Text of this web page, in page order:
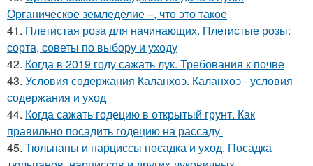
Органическое земледелие –, что это такое
41. Плетистая роза для начинающих. Плетистые розы:
сорта, советы по выбору и уходу
42. Когда в 2019 году сажать лук. Требования к почве
43. Условия содержания Каланхоэ. Каланхоэ - условия
содержания и уход
44. Когда сажать годецию в открытый грунт. Как
правильно посадить годецию на рассаду
45. Тюльпаны и нарциссы посадка и уход. Посадка